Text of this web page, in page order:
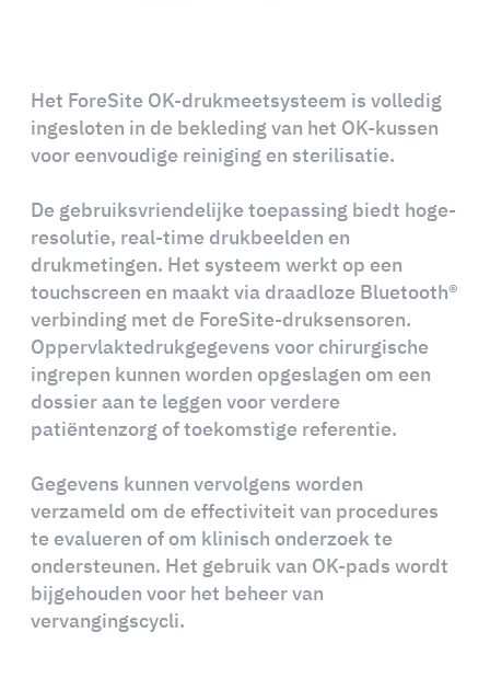
Het ForeSite OK-drukmeetsysteem is volledig
ingesloten in de bekleding van het OK-kussen
voor eenvoudige reiniging en sterilisatie.
De gebruiksvriendelijke toepassing biedt hoge-
resolutie, real-time drukbeelden en
drukmetingen. Het systeem werkt op een
touchscreen en maakt via draadloze Bluetooth®
verbinding met de ForeSite-druksensoren.
Oppervlaktedrukgegevens voor chirurgische
ingrepen kunnen worden opgeslagen om een
dossier aan te leggen voor verdere
patiëntenzorg of toekomstige referentie.
Gegevens kunnen vervolgens worden
verzameld om de effectiviteit van procedures
te evalueren of om klinisch onderzoek te
ondersteunen. Het gebruik van OK-pads wordt
bijgehouden voor het beheer van
vervangingscycli.